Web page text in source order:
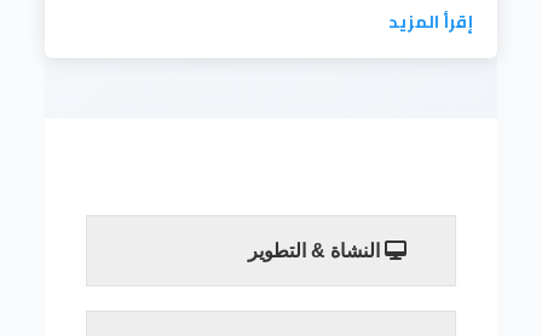
إقرأ المزيد
النشاة & التطوير
إقرأ المزيد